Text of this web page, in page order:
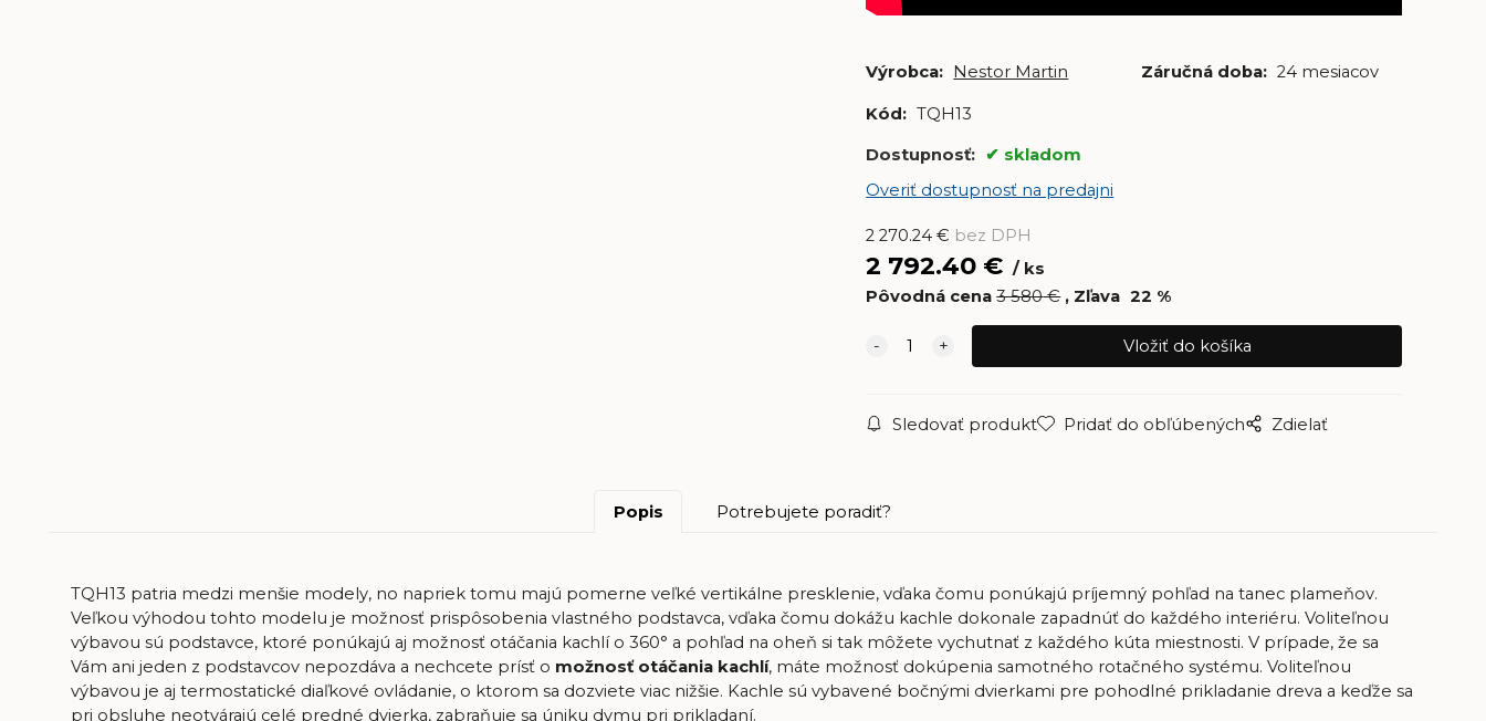
Výrobca: Nestor Martin Záručná doba: 24 mesiacov
Kód: TQH13
Dostupnosť:
skladom
Overiť dostupnosť na predajni
2 270.24 € bez DPH
2 792.40 €
ks
Pôvodná cena 3 580€ Zľava 22 %
Sledovať produkt Pridať do obľúbených Zdielať
Popis Potrebujete poradiť?
TQH13 patria medzi menšie modely, no napriek tomu majú pomerne veľké vertikálne presklenie, vďaka čomu ponúkajú príjemný pohľad na tanec plameňov.
Veľkou výhodou tohto modelu je možnosť prispôsobenia vlastného podstavca, vďaka čomu dokážu kachle dokonale zapadnúť do každého interiéru. Voliteľnou
výbavou sú podstavce, ktoré ponúkajú aj možnosť otáčania kachlí o 360° a pohľad na oheň si tak môžete vychutnať z každého kúta miestnosti. V prípade, že sa
Vám ani jeden z podstavcov nepozdáva a nechcete prísť o možnosť otáčania kachlí, máte možnosť dokúpenia samotného rotačného systému. Voliteľnou
výbavou je aj termostatické diaľkové ovládanie, o ktorom sa dozviete viac nižšie. Kachle sú vybavené bočnými dvierkami pre pohodlné prikladanie dreva a keďže sa
pri obsluhe neotvárajú celé predné dvierka, zabraňuje sa úniku dymu pri prikladaní.